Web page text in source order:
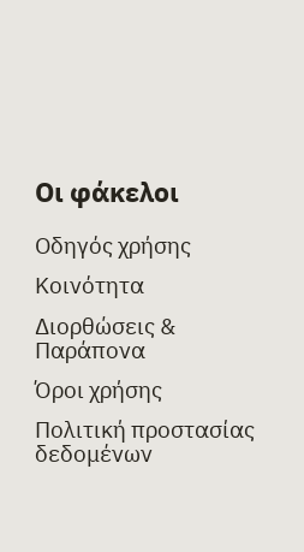
Οι φάκελοι
Οδηγός χρήσης
Κοινότητα
Διορθώσεις &
Παράπονα
Όροι χρήσης
Πολιτική προστασίας
δεδομένων